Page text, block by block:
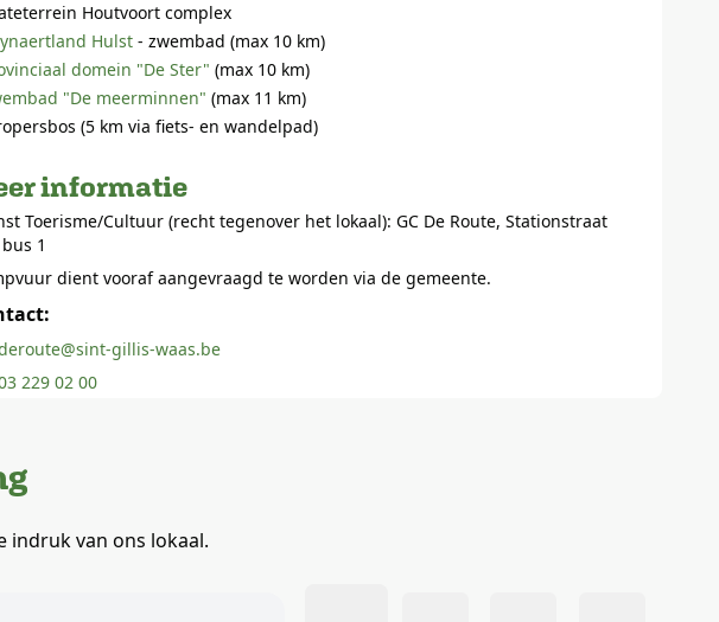
Houtvoort complex
Hulst - zwembad (max 10 km)
domein "De Ster" (max 10 km)
"De meerminnen" (max 11 km)
(5 km via fiets- en wandelpad)
informatie
Toerisme/Cultuur (recht tegenover het lokaal): GC De Route, Stationstraat
1
dient vooraf aangevraagd te worden via de gemeente.
gillis-waas.be
229 02 00
indruk van ons lokaal.